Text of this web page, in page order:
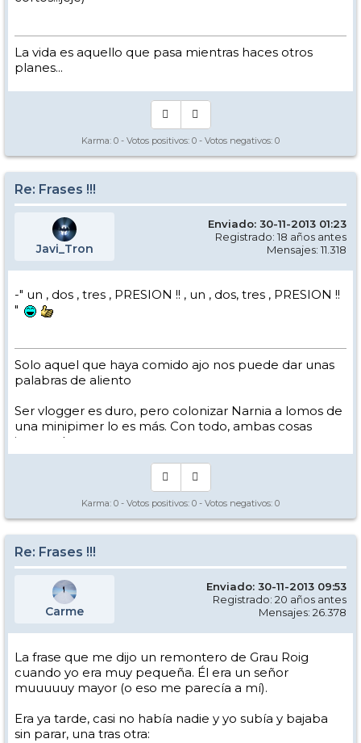
La vida es aquello que pasa mientras haces otros
planes...
Karma: 0 - Votos positivos: 0 - Votos negativos: 0
Re: Frases !!!
Javi_Tron
Enviado: 30-11-2013 01:23
Registrado: 18 años antes
Mensajes: 11.318
-" un , dos , tres , PRESION !! , un , dos, tres , PRESION !!
"
Solo aquel que haya comido ajo nos puede dar unas
palabras de aliento
Ser vlogger es duro, pero colonizar Narnia a lomos de
una minipimer lo es más. Con todo, ambas cosas
intento hacer.
Yo hago esquí extremo : voy de extremo a extremo
Los caminos del esquí son inescrotables ...
Karma: 0 - Votos positivos: 0 - Votos negativos: 0
Re: Frases !!!
Carme
Enviado: 30-11-2013 09:53
Registrado: 20 años antes
Mensajes: 26.378
La frase que me dijo un remontero de Grau Roig
cuando yo era muy pequeña. Él era un señor
muuuuuy mayor (o eso me parecía a mí).
Era ya tarde, casi no había nadie y yo subía y bajaba
sin parar, una tras otra: